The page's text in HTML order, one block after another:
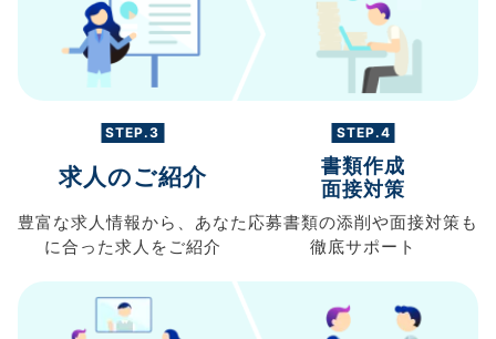
STEP.3
求人のご紹介
豊富な求人情報から、 あなた
に合った求人を ご紹介
STEP.4
書類作成
面接対策
応募書類の添削や面接対策も
徹底サポート